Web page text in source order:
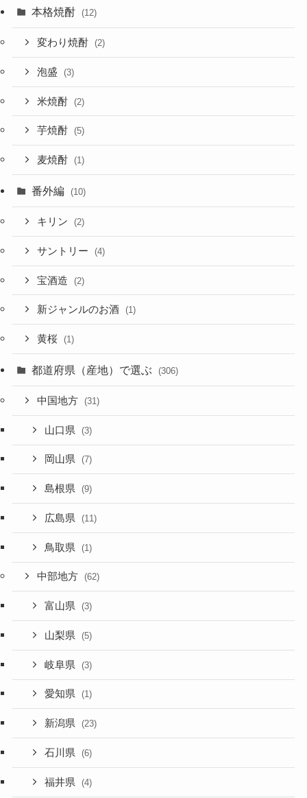
本格焼酎 (12)
変わり焼酎 (2)
泡盛 (3)
米焼酎 (2)
芋焼酎 (5)
麦焼酎 (1)
番外編 (10)
キリン (2)
サントリー (4)
宝酒造 (2)
新ジャンルのお酒 (1)
黄桜 (1)
都道府県（産地）で選ぶ (306)
中国地方 (31)
山口県 (3)
岡山県 (7)
島根県 (9)
広島県 (11)
鳥取県 (1)
中部地方 (62)
富山県 (3)
山梨県 (5)
岐阜県 (3)
愛知県 (1)
新潟県 (23)
石川県 (6)
福井県 (4)